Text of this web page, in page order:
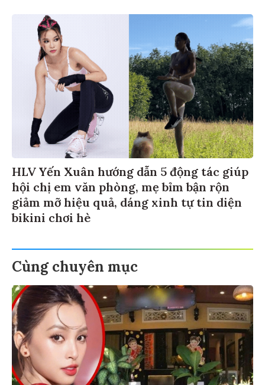
HLV Yến Xuân hướng dẫn 5 động tác giúp
hội chị em văn phòng, mẹ bỉm bận rộn
giảm mỡ hiệu quả, dáng xinh tự tin diện
bikini chơi hè
Cùng chuyên mục